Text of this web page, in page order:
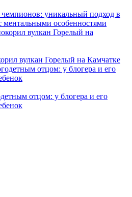
уникальный подход в
ментальными особенностями
вулкан Горелый на Камчатке
отцом: у блогера и его